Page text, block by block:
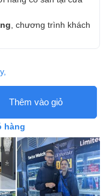
, chương trình khách
Thêm vào giỏ
hàng